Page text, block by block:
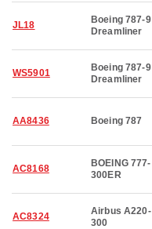
JL18
Boeing 787-9
Dreamliner
WS5901
Boeing 787-9
Dreamliner
AA8436 Boeing 787
AC8168
BOEING 777-
300ER
AC8324
Airbus A220-
300